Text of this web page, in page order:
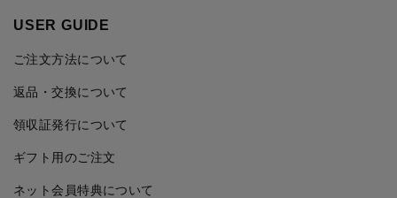
USER GUIDE
ご注文方法について
返品・交換について
領収証発行について
ギフト用のご注文
ネット会員特典について